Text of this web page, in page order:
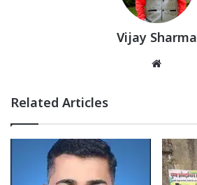
Vijay Sharma
Related Articles